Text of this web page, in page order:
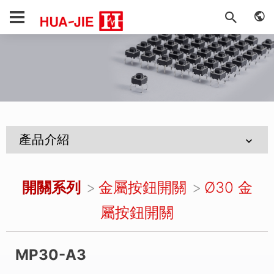
產品介紹
開關系列 金屬按鈕開關
Ø30 金
屬按鈕開關
MP30-A3